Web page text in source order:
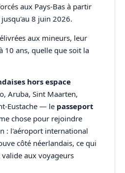
aux Pays-Bas à partir
8 juin 2026.
aux mineurs, leur
10 ans, quelle que soit la
hors espace
Aruba, Sint Maarten,
Eustache — le passeport
chose pour rejoindre
: l'aéroport international
côté néerlandais, ce qui
aux voyageurs